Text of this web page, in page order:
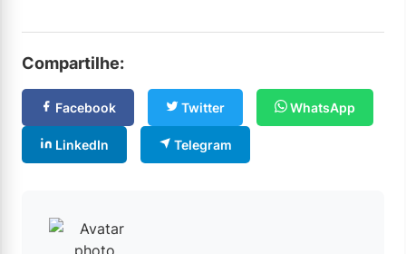
Compartilhe:
Facebook Twitter WhatsApp
LinkedIn Telegram